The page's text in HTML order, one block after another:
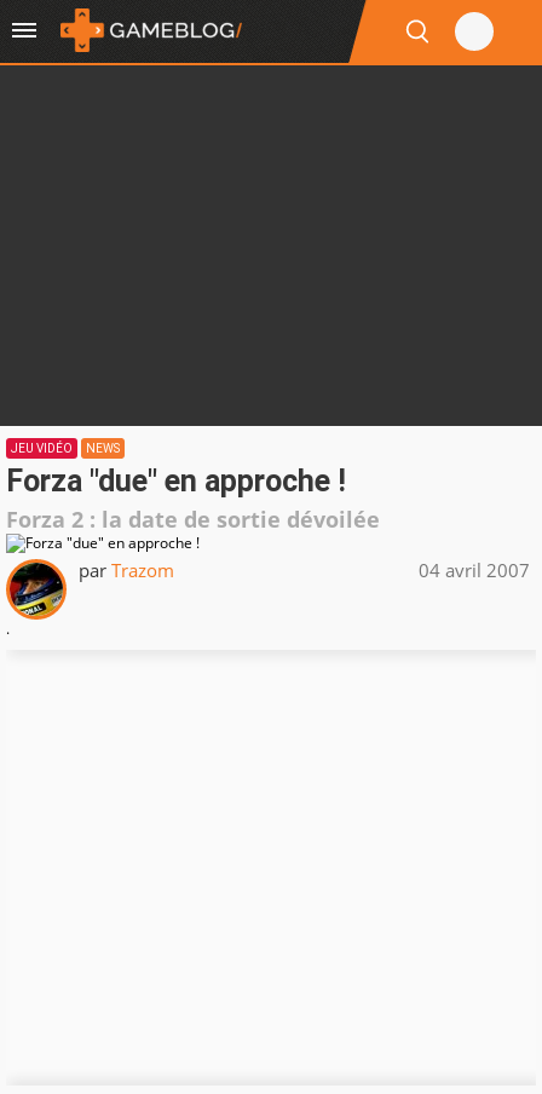
JEU VIDÉO NEWS
Forza "due" en approche !
Forza 2 : la date de sortie dévoilée
par Trazom 04 avril 2007
.